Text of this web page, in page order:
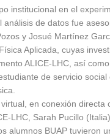
institucional en el
análisis de datos fue
y Josué Martínez
Aplicada, cuyas
ALICE-LHC, así
de servicio social
en conexión directa
LHC, Sarah Pucillo
alumnos BUAP tuvieron